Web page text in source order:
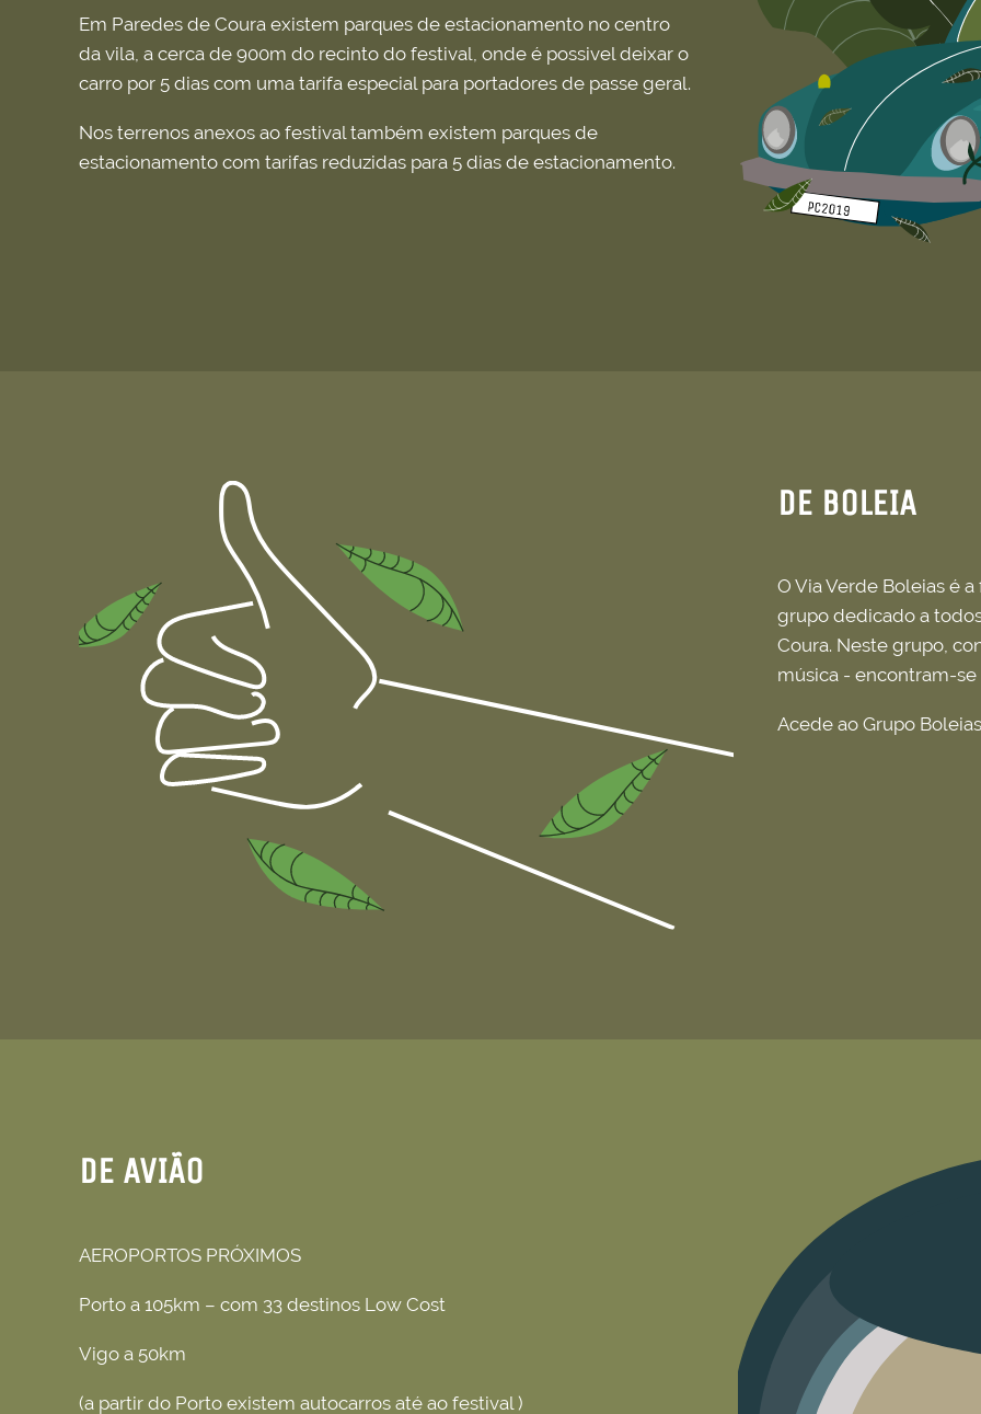
Em Paredes de Coura existem parques de estacionamento no centro
da vila, a cerca de 900m do recinto do festival, onde é possivel deixar o
carro por 5 dias com uma tarifa especial para portadores de passe geral.
Nos terrenos anexos ao festival também existem parques de
estacionamento com tarifas reduzidas para 5 dias de estacionamento.
DE BOLEIA
O Via Verde Boleias é
grupo dedicado a
Coura. Neste grupo,
música - encontram-
Acede ao Grupo
DE AVIÃO
AEROPORTOS PRÓXIMOS
Porto a 105km – com 33 destinos Low Cost
Vigo a 50km
(a partir do Porto existem autocarros até ao festival )